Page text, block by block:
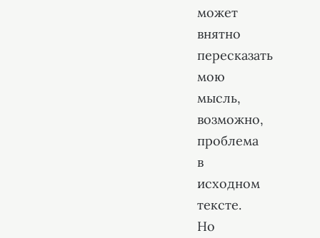
может
внятно
пересказать
мою
мысль,
возможно,
проблема
в
исходном
тексте.
Но